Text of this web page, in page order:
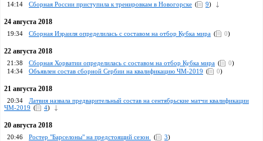
14:14
Сборная России приступила к тренировкам в Новогорске ( 9)
24 августа 2018
19:34 Сборная Израиля определилась с составом на отбор Кубка мира ( 0)
22 августа 2018
21:38 Сборная Хорватии определилась с составом на отбор Кубка мира ( 0)
14:34
Объявлен состав сборной Сербии на квалификацию ЧМ-2019 ( 0)
21 августа 2018
20:34
Латвия назвала предварительный состав на сентябрьские матчи квалификации
ЧМ-2019 ( 4)
20 августа 2018
20:46 Ростер "Барселоны" на предстоящий сезон ( 3)